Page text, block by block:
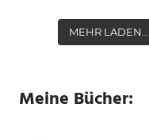
MEHR LADEN…
Meine Bücher: